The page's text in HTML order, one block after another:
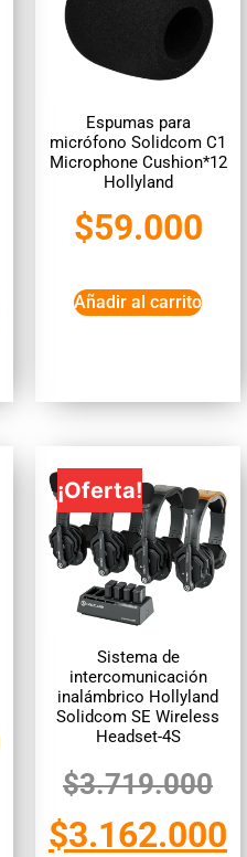
Espumas para
micrófono Solidcom C1
Microphone Cushion*12
Hollyland
$59.000
Añadir al carrito
¡Oferta!
Sistema de
intercomunicación
inalámbrico Hollyland
Solidcom SE Wireless
Headset-4S
$3.719.000
$3.162.000